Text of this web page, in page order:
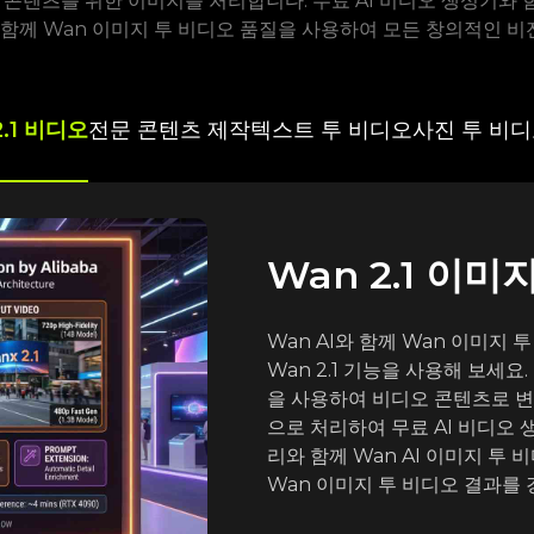
께 Wan 이미지 투 비디오 품질을 사용하여 모든 창의적인
비디오전문 콘텐츠 제작텍스트 투 비디오사진 투 비
Wan 2.1 이미
Wan AI와 함께 Wan 이미지
Wan 2.1 기능을 사용해 보세요
을 사용하여 비디오 콘텐츠로
으로 처리하여 무료 AI 비디오
리와 함께 Wan AI 이미지 투
Wan 이미지 투 비디오 결과를